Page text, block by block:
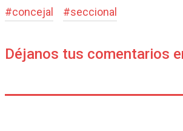
#concejal #seccional
Déjanos tus comentarios